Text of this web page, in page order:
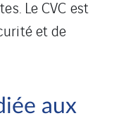
Le CVC est
et de
aux